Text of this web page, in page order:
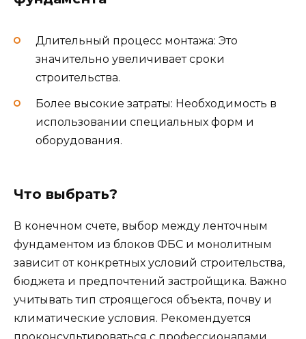
Длительный процесс монтажа: Это
значительно увеличивает сроки
строительства.
Более высокие затраты: Необходимость в
использовании специальных форм и
оборудования.
Что выбрать?
В конечном счете, выбор между ленточным
фундаментом из блоков ФБС и монолитным
зависит от конкретных условий строительства,
бюджета и предпочтений застройщика. Важно
учитывать тип строящегося объекта, почву и
климатические условия. Рекомендуется
проконсультироваться с профессионалами,